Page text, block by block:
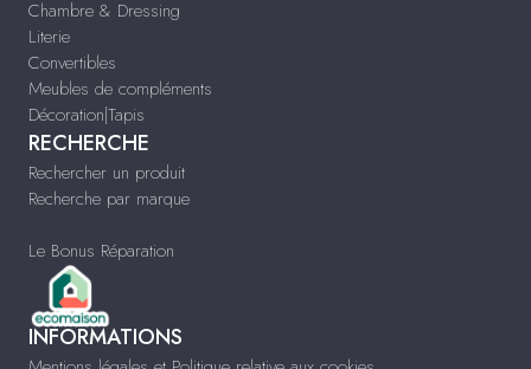
Chambre & Dressing
Literie
Convertibles
Meubles de compléments
Décoration|Tapis
RECHERCHE
Rechercher un produit
Recherche par marque
Le Bonus Réparation
INFORMATIONS